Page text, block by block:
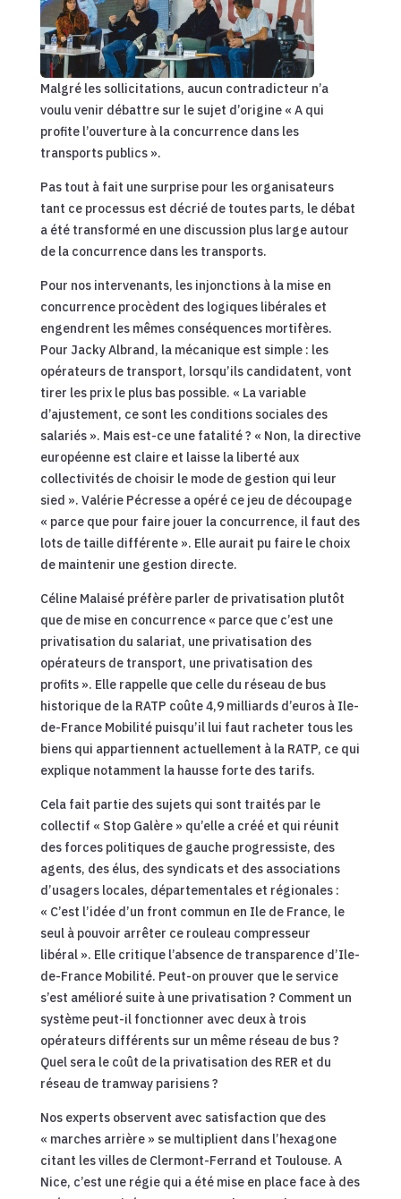
Malgré les sollicitations, aucun contradicteur n’a
voulu venir débattre sur le sujet d’origine « A qui
profite l’ouverture à la concurrence dans les
transports publics ».
Pas tout à fait une surprise pour les organisateurs
tant ce processus est décrié de toutes parts, le débat
a été transformé en une discussion plus large autour
de la concurrence dans les transports.
Pour nos intervenants, les injonctions à la mise en
concurrence procèdent des logiques libérales et
engendrent les mêmes conséquences mortifères.
Pour Jacky Albrand, la mécanique est simple : les
opérateurs de transport, lorsqu’ils candidatent, vont
tirer les prix le plus bas possible. « La variable
d’ajustement, ce sont les conditions sociales des
salariés ». Mais est-ce une fatalité ? « Non, la directive
européenne est claire et laisse la liberté aux
collectivités de choisir le mode de gestion qui leur
sied ». Valérie Pécresse a opéré ce jeu de découpage
« parce que pour faire jouer la concurrence, il faut des
lots de taille différente ». Elle aurait pu faire le choix
de maintenir une gestion directe.
Céline Malaisé préfère parler de privatisation plutôt
que de mise en concurrence « parce que c’est une
privatisation du salariat, une privatisation des
opérateurs de transport, une privatisation des
profits ». Elle rappelle que celle du réseau de bus
historique de la RATP coûte 4,9 milliards d’euros à Ile-
de-France Mobilité puisqu’il lui faut racheter tous les
biens qui appartiennent actuellement à la RATP, ce qui
explique notamment la hausse forte des tarifs.
Cela fait partie des sujets qui sont traités par le
collectif « Stop Galère » qu’elle a créé et qui réunit
des forces politiques de gauche progressiste, des
agents, des élus, des syndicats et des associations
d’usagers locales, départementales et régionales :
« C’est l’idée d’un front commun en Ile de France, le
seul à pouvoir arrêter ce rouleau compresseur
libéral ». Elle critique l’absence de transparence d’Ile-
de-France Mobilité. Peut-on prouver que le service
s’est amélioré suite à une privatisation ? Comment un
système peut-il fonctionner avec deux à trois
opérateurs différents sur un même réseau de bus ?
Quel sera le coût de la privatisation des RER et du
réseau de tramway parisiens ?
Nos experts observent avec satisfaction que des
« marches arrière » se multiplient dans l’hexagone
citant les villes de Clermont-Ferrand et Toulouse. A
Nice, c’est une régie qui a été mise en place face à des